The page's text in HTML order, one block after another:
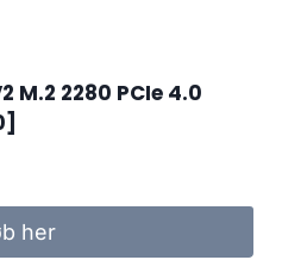
M.2 2280 PCIe 4.0
her